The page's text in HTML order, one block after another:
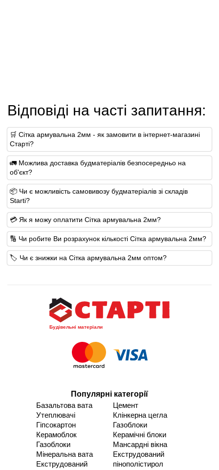
Відповіді на часті запитання:
🛒 Сітка армувальна 2мм - як замовити в інтернет-магазині
Старті?
🚛 Можлива доставка будматеріалів безпосередньо на
об'єкт?
📦 Чи є можливість самовивозу будматеріалів зі складів
Starti?
💳 Як я можу оплатити Сітка армувальна 2мм?
🔢 Чи робите Ви розрахунок кількості Сітка армувальна 2мм?
🏷️ Чи є знижки на Сітка армувальна 2мм оптом?
Будівельні матеріали
Популярні категорії
Базальтова вата
Утеплювачі
Гіпсокартон
Керамоблок
Газоблоки
Мінеральна вата
Екструдований
Цемент
Клінкерна цегла
Газоблоки
Керамічні блоки
Мансардні вікна
Екструдований
пінополістирол